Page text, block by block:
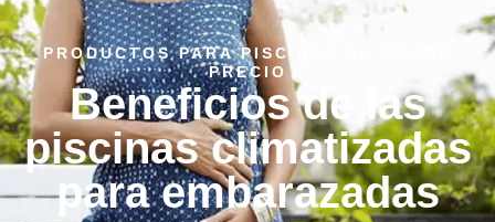
PRODUCTOS PARA PISCINAS AL MEJOR
PRECIO
Beneficios de las
piscinas climatizadas
para embarazadas